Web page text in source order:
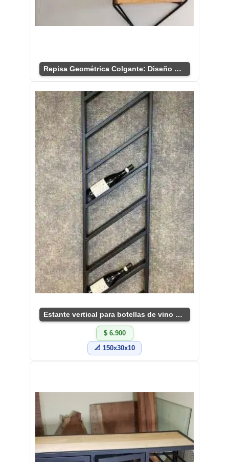
Repisa Geométrica Colgante: Diseño Único y Funcional
Estante vertical para botellas de vino moderno
$ 6.900
📐 150x30x10